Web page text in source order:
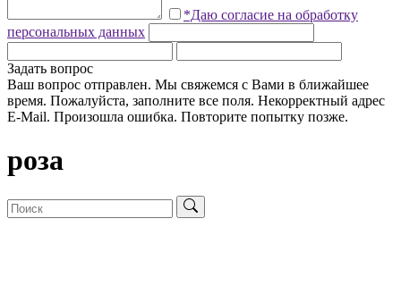
*Даю согласие на обработку
персональных данных
Задать вопрос
Ваш вопрос отправлен. Мы свяжемся с Вами в ближайшее
время. Пожалуйста, заполните все поля. Некорректный адрес
E-Mail. Произошла ошибка. Повторите попытку позже.
роза